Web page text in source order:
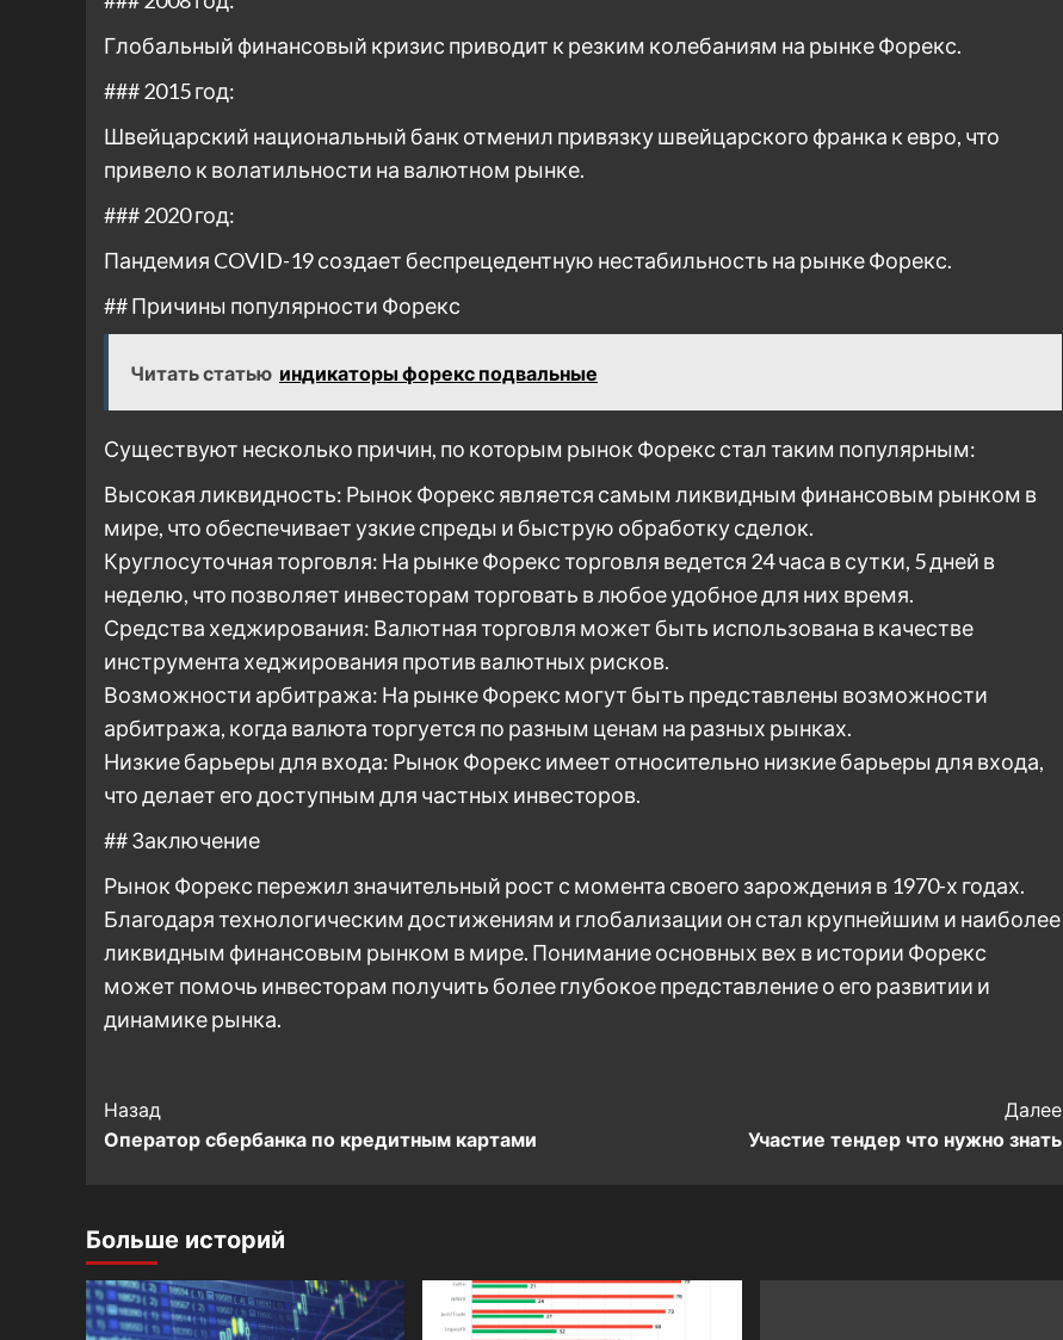
Глобальный финансовый кризис приводит к резким колебаниям на рынке Форекс.
### 2015 год:
Швейцарский национальный банк отменил привязку швейцарского франка к евро, что
привело к волатильности на валютном рынке.
### 2020 год:
Пандемия COVID-19 создает беспрецедентную нестабильность на рынке Форекс.
## Причины популярности Форекс
Читать статью индикаторы форекс подвальные
Существуют несколько причин, по которым рынок Форекс стал таким популярным:
Высокая ликвидность: Рынок Форекс является самым ликвидным финансовым рынком в
мире, что обеспечивает узкие спреды и быструю обработку сделок.
Круглосуточная торговля: На рынке Форекс торговля ведется 24 часа в сутки, 5 дней в
неделю, что позволяет инвесторам торговать в любое удобное для них время.
Средства хеджирования: Валютная торговля может быть использована в качестве
инструмента хеджирования против валютных рисков.
Возможности арбитража: На рынке Форекс могут быть представлены возможности
арбитража, когда валюта торгуется по разным ценам на разных рынках.
Низкие барьеры для входа: Рынок Форекс имеет относительно низкие барьеры для входа,
что делает его доступным для частных инвесторов.
## Заключение
Рынок Форекс пережил значительный рост с момента своего зарождения в 1970-х годах.
Благодаря технологическим достижениям и глобализации он стал крупнейшим и наиболее
ликвидным финансовым рынком в мире. Понимание основных вех в истории Форекс
может помочь инвесторам получить более глубокое представление о его развитии и
динамике рынка.
Post
Navigation
Назад
Оператор сбербанка по кредитным картами
Далее
Участие тендер что нужно знать
Больше историй